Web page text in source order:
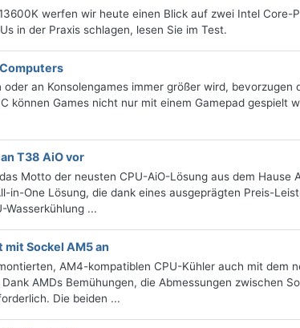
werfen wir heute einen Blick auf zwei Intel Core-
in der Praxis schlagen, lesen Sie im Test.
an Konsolengames immer größer wird, bevorzugen
können Games nicht nur mit einem Gamepad gespielt
T38 AiO vor
Motto der neusten CPU-AiO-Lösung aus dem Hause
in-One Lösung, die dank eines ausgeprägten Preis-
Wasserkühlung ...
Sockel AM5 an
AM4-kompatiblen CPU-Kühler auch mit dem
AMDs Bemühungen, die Abmessungen zwischen
Die beiden ...